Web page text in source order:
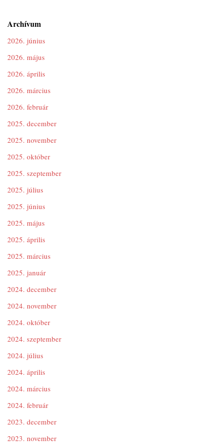
Archívum
2026. június
2026. május
2026. április
2026. március
2026. február
2025. december
2025. november
2025. október
2025. szeptember
2025. július
2025. június
2025. május
2025. április
2025. március
2025. január
2024. december
2024. november
2024. október
2024. szeptember
2024. július
2024. április
2024. március
2024. február
2023. december
2023. november